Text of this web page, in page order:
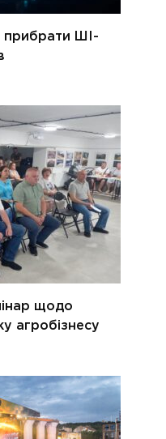
прибрати ШІ-
щодо
агробізнесу